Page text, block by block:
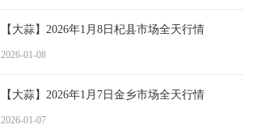
【大蒜】2026年1月8日杞县市场全天行情
2026-01-08
【大蒜】2026年1月7日金乡市场全天行情
2026-01-07